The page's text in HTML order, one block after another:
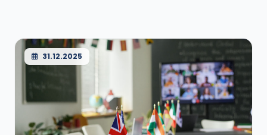
31.12.2025